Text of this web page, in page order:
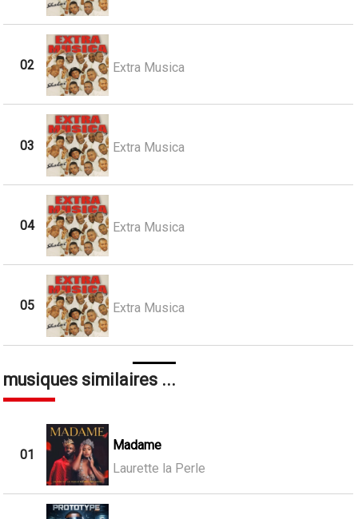
02 Extra Musica
03 Extra Musica
04 Extra Musica
05 Extra Musica
musiques similaires ...
01
Madame
Laurette la Perle